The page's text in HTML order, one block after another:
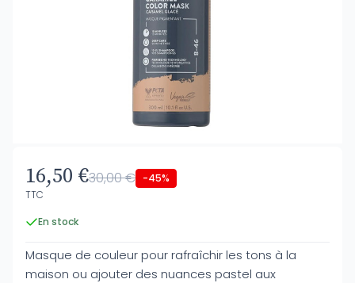
16,50 €30,00 € -45%
TTC
En stock
Masque de couleur pour rafraîchir les tons à la
maison ou ajouter des nuances pastel aux